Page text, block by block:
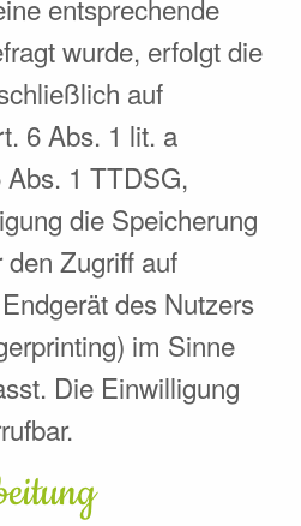
entsprechende
wurde, erfolgt die
auf
6 Abs. 1 lit. a
Abs. 1 TTDSG,
die Speicherung
Zugriff auf
des Nutzers
im Sinne
Die Einwilligung